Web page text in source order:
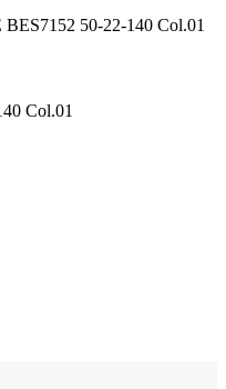
50-22-140 Col.01
Col.01